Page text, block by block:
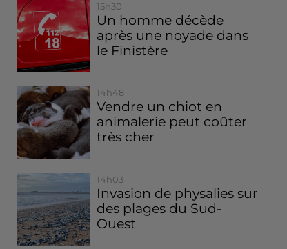
15h30
Un homme décède
après une noyade dans
le Finistère
14h48
Vendre un chiot en
animalerie peut coûter
très cher
14h03
Invasion de physalies sur
des plages du Sud-
Ouest